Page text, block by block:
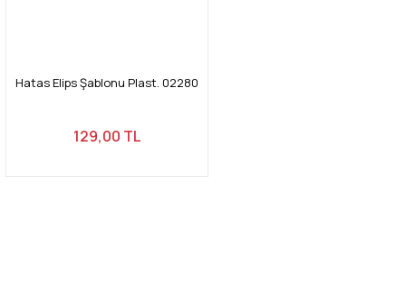
Hatas Elips Şablonu Plast. 02280
129,00 TL